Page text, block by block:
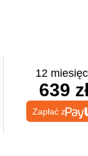
12
639
Zapłać z